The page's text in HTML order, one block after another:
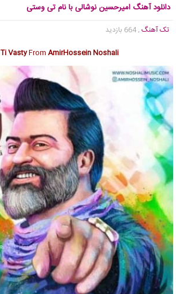
دانلود آهنگ امیرحسین نوشالی با نام تی وستی
تک آهنگ , 664 بازدید
Ti VastyFrom AmirHossein Noshali